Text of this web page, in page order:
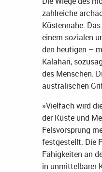
zahlreiche
Küstennähe.
einem sozialen
den heutigen –
Kalahari,
des Menschen.
australischen
»Vielfach wird
der Küste und
Felsvorsprung
festgestellt. Die
Fähigkeiten an
in unmittelbarer